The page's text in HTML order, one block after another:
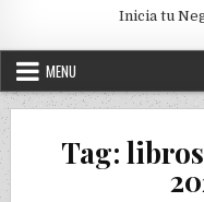
Inicia tu
MENU
Tag: